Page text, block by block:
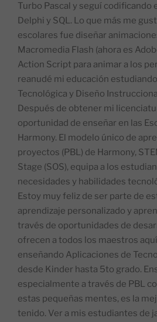
Turbo Pascal y seguí codificando
Delphi y SQL. Lo que más me
escolares fue diseñar
Macromedia Flash (ahora es
Action Script para animar a los
reanudé mi educación
Tecnológica y Diseño
Después de obtener mi
oportunidad de enseñar en las
Harmony. El modelo único de
proyectos (PBL) de Harmony,
Stage (SOS), equipa a los
necesidades y habilidades
Estoy muy feliz de ser parte de
aprendizaje personalizado y
través de oportunidades de
ofrecen a todos los maestros
enseñando Aplicaciones de
desde Kinder hasta 5to grado.
especialmente a través de PBL
estas pequeñas mentes, es la
tenido. Ver a mis estudiantes de